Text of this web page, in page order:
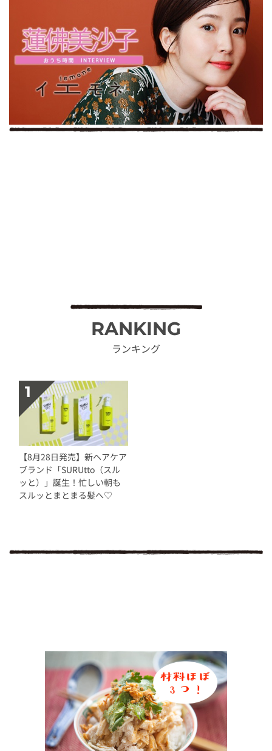
RANKING
ランキング
【8月28日発売】新ヘアケア
ブランド「SURUtto（スル
ッと）」誕生！忙しい朝も
スルッとまとまる髪へ♡